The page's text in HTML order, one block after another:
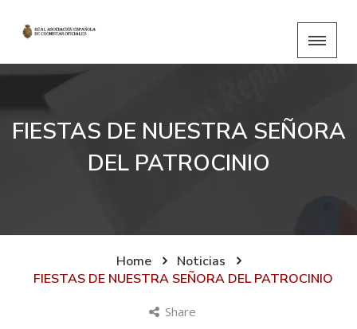
FIESTAS DE NUESTRA SEÑORA
DEL PATROCINIO
Home
Noticias
FIESTAS DE NUESTRA SEÑORA DEL PATROCINIO
Share